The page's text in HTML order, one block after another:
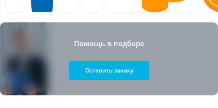
Помощь в подборе
Оставить заявку